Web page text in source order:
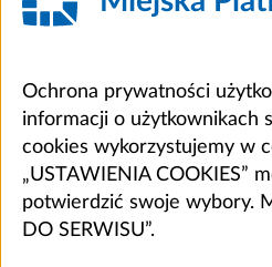
Ochrona prywatności
informacji o użytkownikach
cookies wykorzystujemy w
„USTAWIENIA COOKIES”
potwierdzić swoje wybory.
DO SERWISU”.